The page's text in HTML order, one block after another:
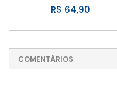
R$ 64,90
COMENTÁRIOS